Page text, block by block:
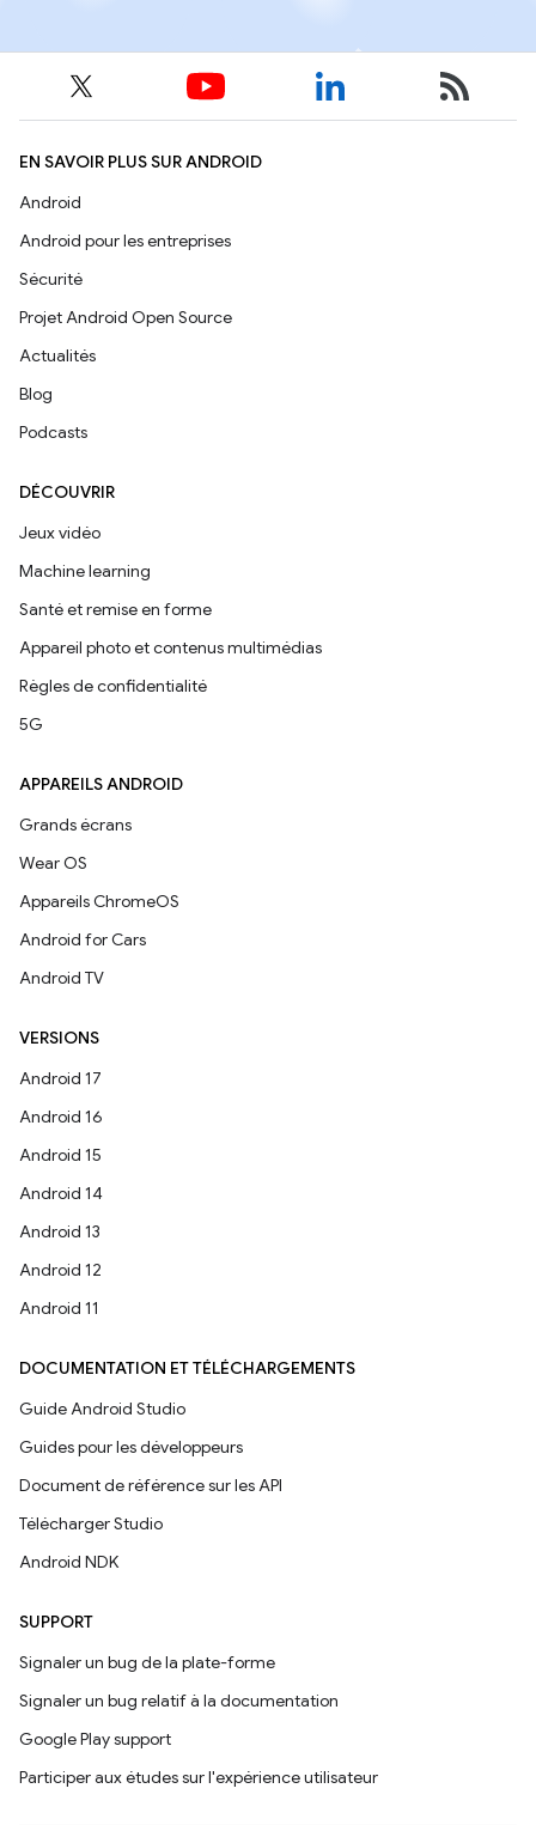
EN SAVOIR PLUS SUR ANDROID
Android
Android pour les entreprises
Sécurité
Projet Android Open Source
Actualités
Blog
Podcasts
DÉCOUVRIR
Jeux vidéo
Machine learning
Santé et remise en forme
Appareil photo et contenus multimédias
Règles de confidentialité
5G
APPAREILS ANDROID
Grands écrans
Wear OS
Appareils ChromeOS
Android for Cars
Android TV
VERSIONS
Android 17
Android 16
Android 15
Android 14
Android 13
Android 12
Android 11
DOCUMENTATION ET TÉLÉCHARGEMENTS
Guide Android Studio
Guides pour les développeurs
Document de référence sur les API
Télécharger Studio
Android NDK
SUPPORT
Signaler un bug de la plate-forme
Signaler un bug relatif à la documentation
Google Play support
Participer aux études sur l'expérience utilisateur